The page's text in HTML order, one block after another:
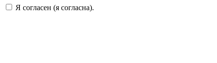
Я согласен (я согласна).